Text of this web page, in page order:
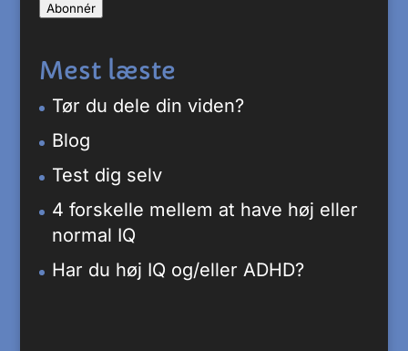
adresse
Abonnér
Mest læste
Tør du dele din viden?
Blog
Test dig selv
4 forskelle mellem at have høj eller
normal IQ
Har du høj IQ og/eller ADHD?